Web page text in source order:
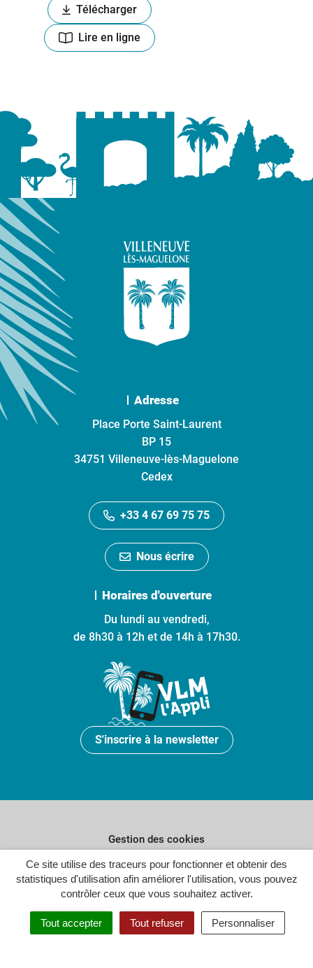
Ce site utilise des traceurs pour fonctionner et obtenir des
statistiques d'utilisation afin améliorer l'utilisation, vous pouvez
contrôler ceux que vous souhaitez activer.
Tout accepter Tout refuser Personnaliser
Télécharger
Lire en ligne
Adresse
Place Porte Saint-Laurent
BP 15
34751 Villeneuve-lès-Maguelone
Cedex
+33 4 67 69 75 75
Nous écrire
Horaires d'ouverture
Du lundi au vendredi,
de 8h30 à 12h et de 14h à 17h30.
S'inscrire à la newsletter
Gestion des cookies
Plan du site
Politique de confidentialité
Crédits